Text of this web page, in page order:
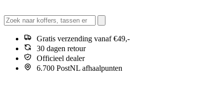
Gratis verzending vanaf €49,-
30 dagen retour
Officieel dealer
6.700 PostNL afhaalpunten